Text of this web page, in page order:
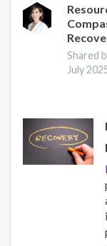
17
Shared
July